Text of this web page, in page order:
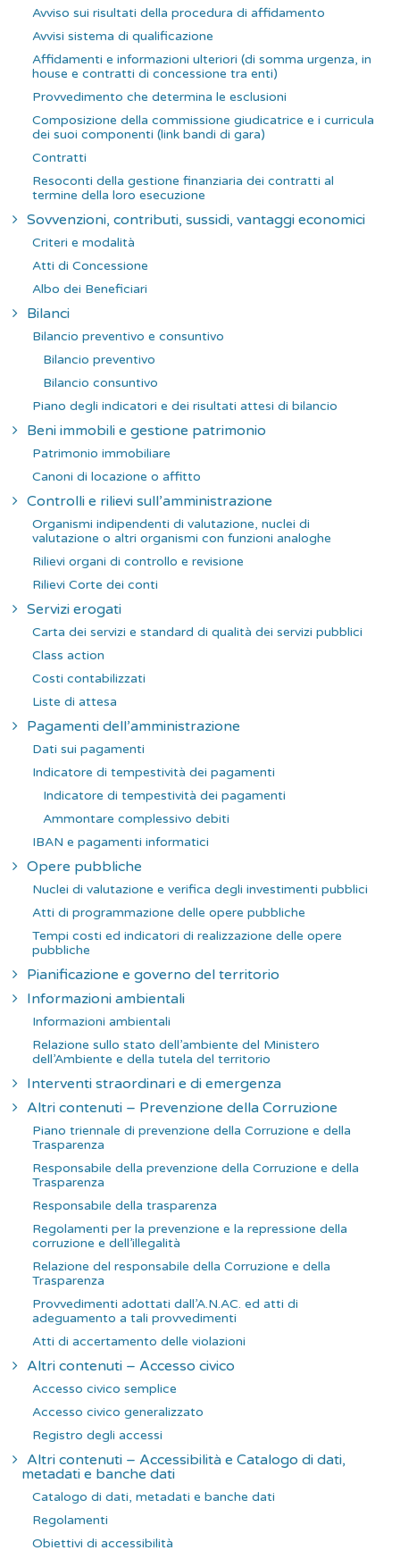
Avviso sui risultati della procedura di affidamento
Avvisi sistema di qualificazione
Affidamenti e informazioni ulteriori (di somma urgenza, in
house e contratti di concessione tra enti)
Provvedimento che determina le esclusioni
Composizione della commissione giudicatrice e i curricula
dei suoi componenti (link bandi di gara)
Contratti
Resoconti della gestione finanziaria dei contratti al
termine della loro esecuzione
Sovvenzioni, contributi, sussidi, vantaggi economici
Criteri e modalità
Atti di Concessione
Albo dei Beneficiari
Bilanci
Bilancio preventivo e consuntivo
Bilancio preventivo
Bilancio consuntivo
Piano degli indicatori e dei risultati attesi di bilancio
Beni immobili e gestione patrimonio
Patrimonio immobiliare
Canoni di locazione o affitto
Controlli e rilievi sull’amministrazione
Organismi indipendenti di valutazione, nuclei di
valutazione o altri organismi con funzioni analoghe
Rilievi organi di controllo e revisione
Rilievi Corte dei conti
Servizi erogati
Carta dei servizi e standard di qualità dei servizi pubblici
Class action
Costi contabilizzati
Liste di attesa
Pagamenti dell’amministrazione
Dati sui pagamenti
Indicatore di tempestività dei pagamenti
Indicatore di tempestività dei pagamenti
Ammontare complessivo debiti
IBAN e pagamenti informatici
Opere pubbliche
Nuclei di valutazione e verifica degli investimenti pubblici
Atti di programmazione delle opere pubbliche
Tempi costi ed indicatori di realizzazione delle opere
pubbliche
Pianificazione e governo del territorio
Informazioni ambientali
Informazioni ambientali
Relazione sullo stato dell’ambiente del Ministero
dell’Ambiente e della tutela del territorio
Interventi straordinari e di emergenza
Altri contenuti – Prevenzione della Corruzione
Piano triennale di prevenzione della Corruzione e della
Trasparenza
Responsabile della prevenzione della Corruzione e della
Trasparenza
Responsabile della trasparenza
Regolamenti per la prevenzione e la repressione della
corruzione e dell’illegalità
Relazione del responsabile della Corruzione e della
Trasparenza
Provvedimenti adottati dall’A.N.AC. ed atti di
adeguamento a tali provvedimenti
Atti di accertamento delle violazioni
Altri contenuti – Accesso civico
Accesso civico semplice
Accesso civico generalizzato
Registro degli accessi
Altri contenuti – Accessibilità e Catalogo di dati,
metadati e banche dati
Catalogo di dati, metadati e banche dati
Regolamenti
Obiettivi di accessibilità